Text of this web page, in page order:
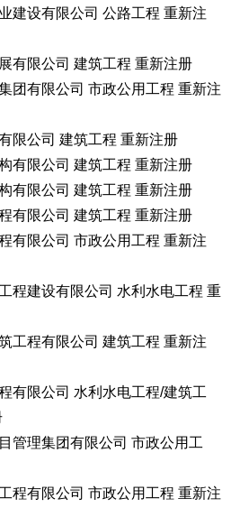
建设有限公司 公路工程 重新注
有限公司 建筑工程 重新注册
团有限公司 市政公用工程 重新注
限公司 建筑工程 重新注册
有限公司 建筑工程 重新注册
有限公司 建筑工程 重新注册
有限公司 建筑工程 重新注册
有限公司 市政公用工程 重新注
程建设有限公司 水利水电工程 重
工程有限公司 建筑工程 重新注
有限公司 水利水电工程/建筑工
管理集团有限公司 市政公用工
程有限公司 市政公用工程 重新注